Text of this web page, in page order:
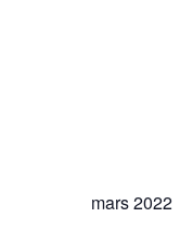
mars 2022